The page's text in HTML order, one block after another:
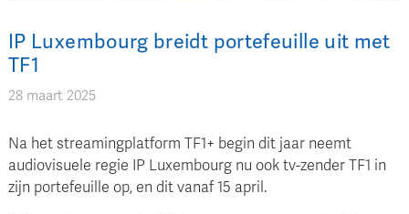
IP Luxembourg breidt portefeuille uit met
TF1
28 maart 2025
Na het streamingplatform TF1+ begin dit jaar neemt
audiovisuele regie IP Luxembourg nu ook tv-zender TF1 in
zijn portefeuille op, en dit vanaf 15 april.